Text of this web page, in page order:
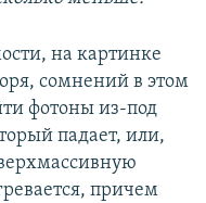
на картинке
сомнений в этом
фотоны из-под
падает, или,
причем